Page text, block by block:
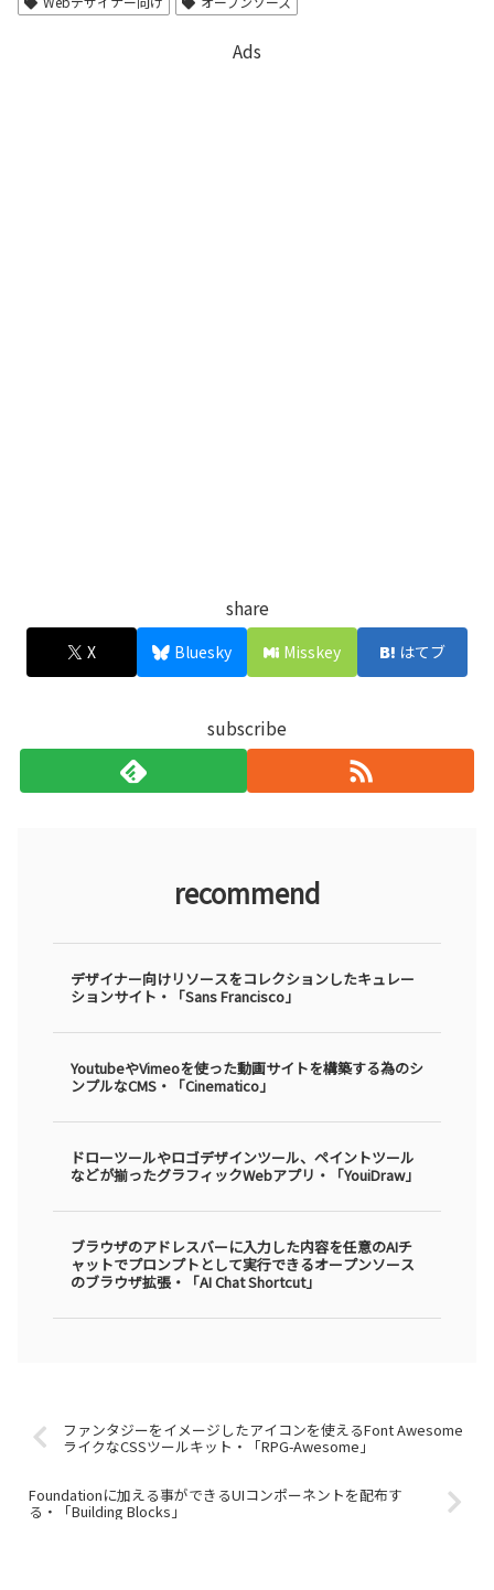
Ads
share
X Bluesky Misskey はてブ
subscribe
recommend
デザイナー向けリソースをコレクションしたキュレー
ションサイト・「Sans Francisco」
YoutubeやVimeoを使った動画サイトを構築する為のシ
ンプルなCMS・「Cinematico」
ドローツールやロゴデザインツール、ペイントツール
などが揃ったグラフィックWebアプリ・「YouiDraw」
ブラウザのアドレスバーに入力した内容を任意のAIチ
ャットでプロンプトとして実行できるオープンソース
のブラウザ拡張・「AI Chat Shortcut」
ファンタジーをイメージしたアイコンを使えるFont Awesome
ライクなCSSツールキット・「RPG-Awesome」
Foundationに加える事ができるUIコンポーネントを配布す
る・「Building Blocks」